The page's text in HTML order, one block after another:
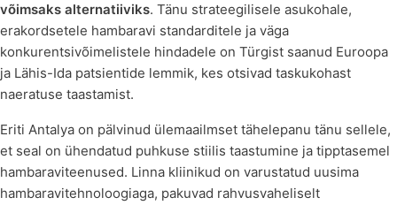
võimsaks alternatiiviks. Tänu strateegilisele asukohale,
erakordsetele hambaravi standarditele ja väga
konkurentsivõimelistele hindadele on Türgist saanud Euroopa
ja Lähis-Ida patsientide lemmik, kes otsivad taskukohast
naeratuse taastamist.
Eriti Antalya on pälvinud ülemaailmset tähelepanu tänu sellele,
et seal on ühendatud puhkuse stiilis taastumine ja tipptasemel
hambaraviteenused. Linna kliinikud on varustatud uusima
hambaravitehnoloogiaga, pakuvad rahvusvaheliselt